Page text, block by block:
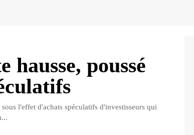
hausse, poussé
l'effet d'achats spéculatifs d'investisseurs qui